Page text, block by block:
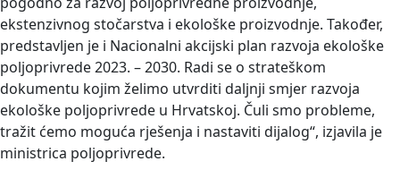
ekstenzivnog stočarstva i ekološke proizvodnje. Također,
predstavljen je i Nacionalni akcijski plan razvoja ekološke
poljoprivrede 2023. – 2030. Radi se o strateškom
dokumentu kojim želimo utvrditi daljnji smjer razvoja
ekološke poljoprivrede u Hrvatskoj. Čuli smo probleme,
tražit ćemo moguća rješenja i nastaviti dijalog“, izjavila je
ministrica poljoprivrede.